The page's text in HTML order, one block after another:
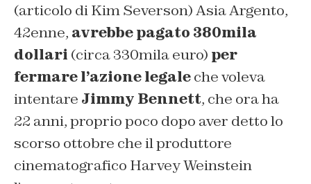
(articolo di Kim Severson) Asia Argento,
42enne, avrebbe pagato 380mila
dollari (circa 330mila euro) per
fermare l’azione legaleche voleva
intentare Jimmy Bennett, che ora ha
22 anni, proprio poco dopo aver detto lo
scorso ottobre che il produttore
cinematografico Harvey Weinstein